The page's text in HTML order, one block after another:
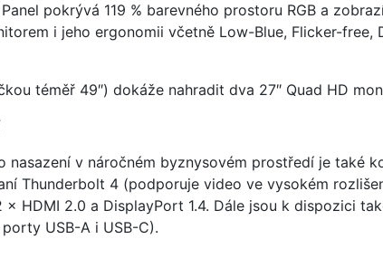
pokrývá 119 % barevného prostoru RGB a
i jeho ergonomii včetně Low-Blue, Flicker-free,
téměř 49″) dokáže nahradit dva 27″ Quad HD
v náročném byznysovém prostředí je také
Thunderbolt 4 (podporuje video ve vysokém
HDMI 2.0 a DisplayPort 1.4. Dále jsou k dispozici
USB-A i USB-C).